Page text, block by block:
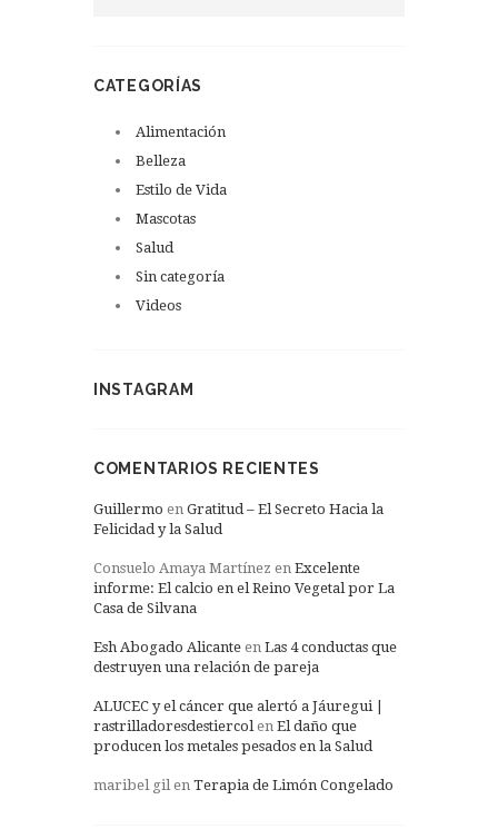
CATEGORÍAS
Alimentación
Belleza
Estilo de Vida
Mascotas
Salud
Sin categoría
Videos
INSTAGRAM
COMENTARIOS RECIENTES
Guillermo en Gratitud – El Secreto Hacia la
Felicidad y la Salud
Consuelo Amaya Martínez en Excelente
informe: El calcio en el Reino Vegetal por La
Casa de Silvana
Esh Abogado Alicante en Las 4 conductas que
destruyen una relación de pareja
ALUCEC y el cáncer que alertó a Jáuregui |
rastrilladoresdestiercol en El daño que
producen los metales pesados en la Salud
maribel gil en Terapia de Limón Congelado